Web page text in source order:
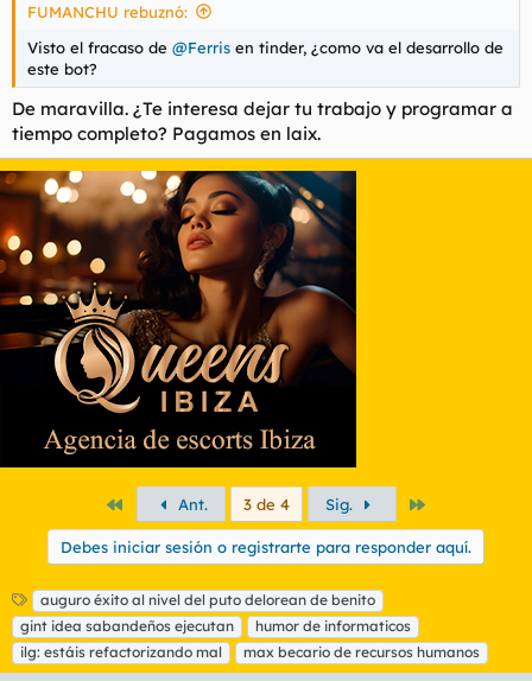
FUMANCHU rebuznó:
Visto el fracaso de @Ferris en tinder, ¿como va el desarrollo de
este bot?
De maravilla. ¿Te interesa dejar tu trabajo y programar a
tiempo completo? Pagamos en laix.
PrimeroAnt. 3 de 4 Sig.
Debes iniciar sesión o registrarte para responder aquí.
E
t
i
q
auguro éxito al nivel del puto delorean de benito
gint idea sabandeños ejecutan
humor de informaticos
ilg: estáis refactorizando mal
max becario de recursos humanos